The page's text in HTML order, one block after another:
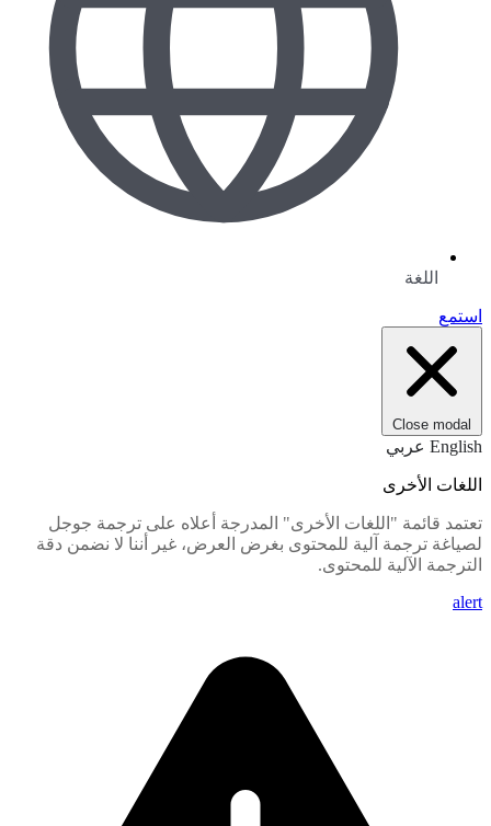
اللغة
استمع
Close modal
English عربي
اللغات الأخرى
تعتمد قائمة "اللغات الأخرى" المدرجة أعلاه على ترجمة جوجل
لصياغة ترجمة آلية للمحتوى بغرض العرض، غير أننا لا نضمن دقة
الترجمة الآلية للمحتوى.
alert